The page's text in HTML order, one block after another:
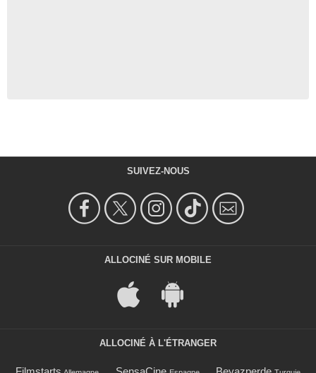
SUIVEZ-NOUS
ALLOCINÉ SUR MOBILE
ALLOCINÉ À L'ÉTRANGER